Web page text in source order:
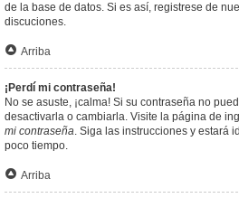
de la base de datos. Si es así, registrese de
discuciones.
Arriba
¡Perdí mi contraseña!
No se asuste, ¡calma! Si su contraseña no
desactivarla o cambiarla. Visite la página de
mi contraseña. Siga las instrucciones y estará
poco tiempo.
Arriba